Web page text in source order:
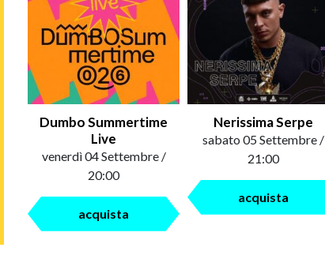
Dumbo Summertime
Live
venerdì 04 Settembre /
20:00
acquista
Nerissima Serpe
sabato 05 Settembre /
21:00
acquista